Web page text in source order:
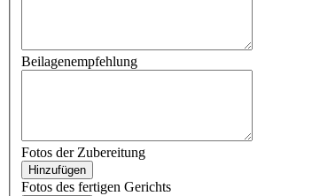
Beilagenempfehlung
Fotos der Zubereitung
Hinzufügen
Fotos des fertigen Gerichts